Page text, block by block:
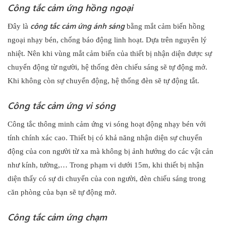
Công tắc cảm ứng hồng ngoại
Đây là công tắc cảm ứng ánh sángbằng mắt cảm biến hồng
ngoại nhạy bén, chống báo động linh hoạt. Dựa trên nguyên lý
nhiệt. Nên khi vùng mắt cảm biến của thiết bị nhận diện được sự
chuyển động từ người, hệ thống đèn chiếu sáng sẽ tự động mở.
Khi không còn sự chuyển động, hệ thống đèn sẽ tự động tắt.
Công tắc cảm ứng vi sóng
Công tắc thông minh cảm ứng vi sóng hoạt động nhạy bén với
tính chính xác cao. Thiết bị có khả năng nhận diện sự chuyển
động của con người từ xa mà không bị ảnh hưởng do các vật cản
như kính, tường,… Trong phạm vi dưới 15m, khi thiết bị nhận
diện thấy có sự di chuyển của con người, đèn chiếu sáng trong
căn phòng của bạn sẽ tự động mở.
Công tắc cảm ứng chạm